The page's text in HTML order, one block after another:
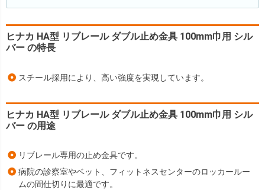
ヒナカ HA型 リブレール ダブル止め金具 100mm巾用 シル
バー の特長
スチール採用により、高い強度を実現しています。
ヒナカ HA型 リブレール ダブル止め金具 100mm巾用 シル
バー の用途
リブレール専用の止め金具です。
病院の診察室やベット、フィットネスセンターのロッカールー
ムの間仕切りに最適です。